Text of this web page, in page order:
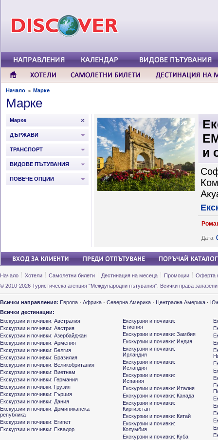
Начало > Марке
Марке
Марке
ДЪРЖАВИ
ТРАНСПОРТ
ВИДОВЕ ПЪТУВАНИЯ
ПОВЕЧЕ ОПЦИИ
и
Дата:
Начало Хотели Самолетни билети Дестинация на месеца Промоции
Оферта
© 2010-2026 Туристическа агенция "Международни пътувания". Всички права
Всички направления: Европа · Африка · Северна Америка · Централна Америка ·
Всички дестинации:
Екскурзии и почивки: Австралия
Екскурзии и почивки: Австрия
Екскурзии и почивки: Азербайджан
Екскурзии и почивки: Армения
Екскурзии и почивки: Белгия
Екскурзии и почивки: Бразилия
Екскурзии и почивки: Великобритания
Екскурзии и почивки: Виетнам
Екскурзии и почивки: Германия
Екскурзии и почивки: Грузия
Екскурзии и почивки: Гърция
Екскурзии и почивки: Дания
Екскурзии и почивки: Доминиканска
република
Екскурзии и почивки: Египет
Екскурзии и почивки: Еквадор
Екскурзии и почивки:
Етиопия
Екскурзии и почивки: Замбия
Екскурзии и почивки: Индия
Екскурзии и почивки:
Ирландия
Екскурзии и почивки:
Исландия
Екскурзии и почивки:
Испания
Екскурзии и почивки: Италия
Екскурзии и почивки: Канада
Екскурзии и почивки:
Киргизстан
Екскурзии и почивки: Китай
Екскурзии и почивки:
Колумбия
Екскурзии и почивки: Куба